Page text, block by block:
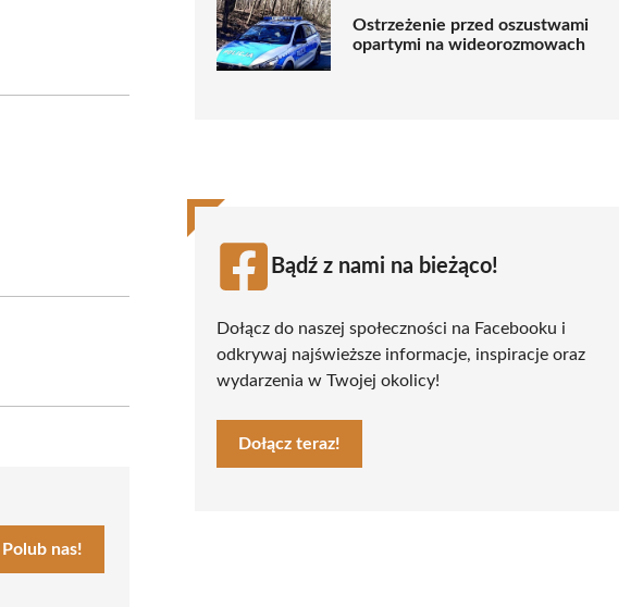
Polub nas!
Ostrzeżenie przed oszustwami
opartymi na wideorozmowach
Bądź z nami na bieżąco!
Dołącz do naszej społeczności na Facebooku i
odkrywaj najświeższe informacje, inspiracje oraz
wydarzenia w Twojej okolicy!
Dołącz teraz!